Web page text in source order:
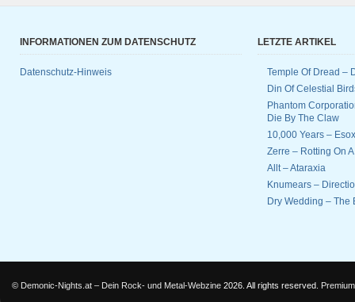
INFORMATIONEN ZUM DATENSCHUTZ
Datenschutz-Hinweis
LETZTE ARTIKEL
Temple Of Dread –
Din Of Celestial
Phantom
Die By The Claw
10,000 Years –
Zerre – Rotting On
Allt – Ataraxia
Knumears –
Dry Wedding – The
© Demonic-Nights.at – Dein Rock- und Metal-Webzine 2026. All rights reserved.